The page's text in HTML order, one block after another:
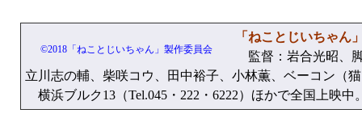
©2018「ねことじいちゃん」製作委員会
「ねことじいちゃ
監督：岩合光昭、
立川志の輔、柴咲コウ、田中裕子、小林薫、ベーコン（
横浜ブルク13（Tel.045・222・6222）ほかで全国上映中